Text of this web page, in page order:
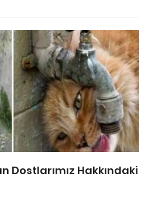
Dostlarımız Hakkındaki